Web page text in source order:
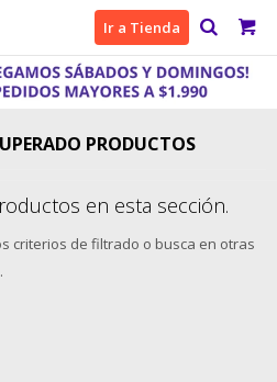
Ir a Tienda
PRODUCTOS
en esta sección.
criterios de filtrado o busca en otras